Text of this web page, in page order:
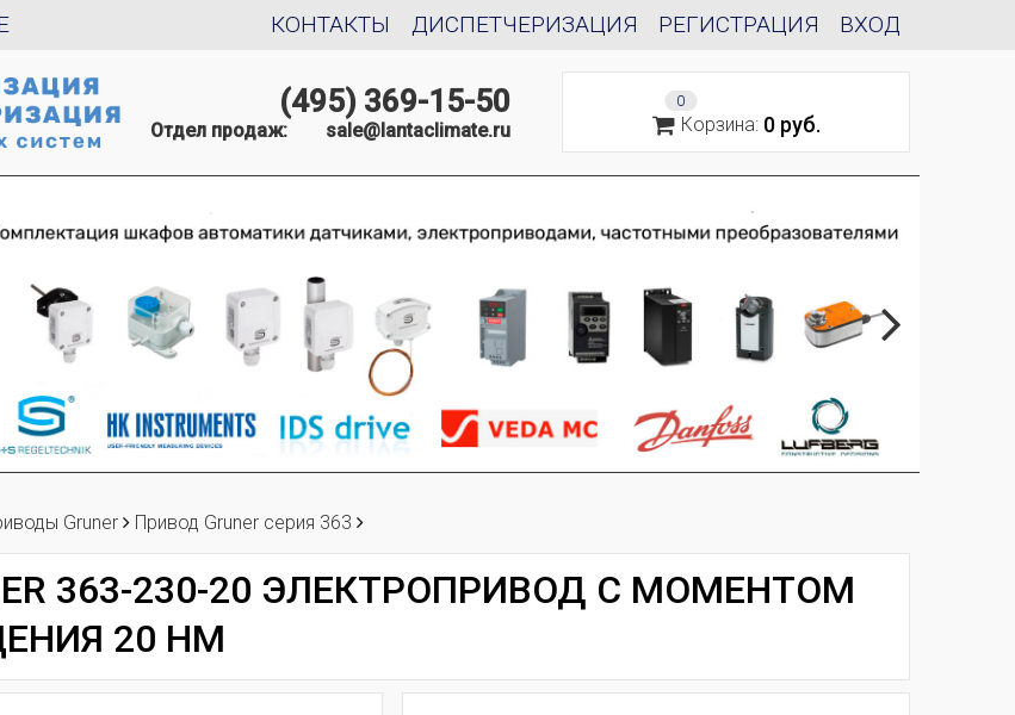
ВХОД
РЕГИСТРАЦИЯ
ДИСПЕТЧЕРИЗАЦИЯ
КОНТАКТЫ
(495) 369-15-50
Отдел продаж: sale@lantaclimate.ru
0
Корзина: 0 руб.
Gruner Привод Gruner серия 363
363-230-20 ЭЛЕКТРОПРИВОД С МОМЕНТОМ
20 НМ